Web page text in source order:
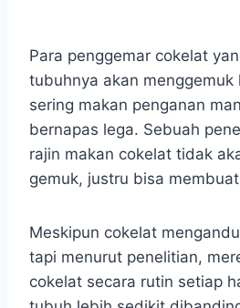
Para penggemar cokelat
tubuhnya akan menggemuk
sering makan penganan
bernapas lega. Sebuah
rajin makan cokelat tidak
gemuk, justru bisa
Meskipun cokelat
tapi menurut penelitian,
cokelat secara rutin setiap